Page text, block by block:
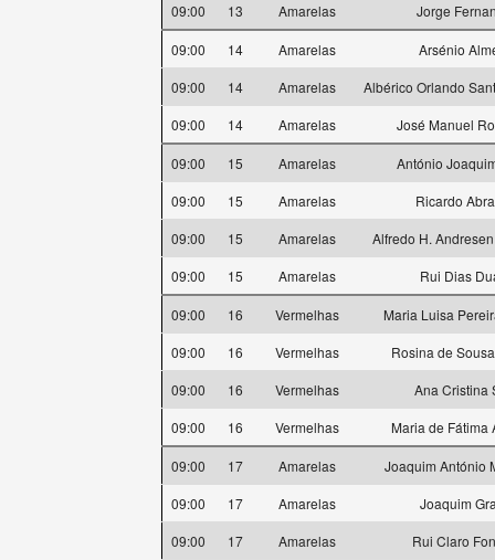
09:00
13 Amarelas Jorge
09:00 14 Amarelas
Arsénio
09:00
14 Amarelas
Albérico Orlando
09:00
14 Amarelas José Manuel
09:00 15 Amarelas
António
09:00
15 Amarelas
Ricardo
09:00
15 Amarelas
Alfredo H.
09:00
15 Amarelas Rui Dias
09:00 16 Vermelhas
Maria Luisa
09:00
16 Vermelhas
Rosina de
09:00
16 Vermelhas
Ana Cristina
09:00
16 Vermelhas Maria de Fátima
09:00 17 Amarelas
Joaquim António
09:00
17 Amarelas
Joaquim
09:00
17 Amarelas
Rui Claro